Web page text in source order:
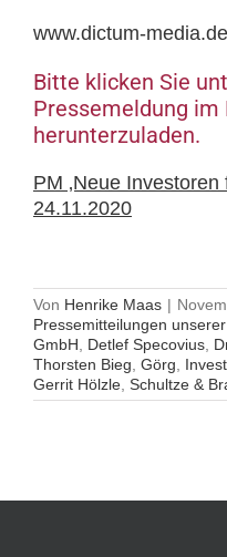
www.dictum-media.de
Bitte klicken Sie
Pressemeldung im
herunterzuladen.
PM ‚Neue Investoren
24.11.2020
Von Henrike Maas |
Pressemitteilungen
GmbH
Detlef Specovius
Thorsten Bieg Görg
Gerrit Hölzle Schultze &